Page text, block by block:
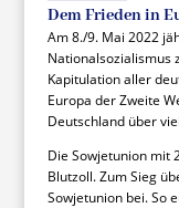
Dem Frieden in
Am 8./9. Mai 2022
Nationalsozialismus
Kapitulation aller
Europa der Zweite
Deutschland über
Die Sowjetunion mit
Blutzoll. Zum Sieg
Sowjetunion bei. So